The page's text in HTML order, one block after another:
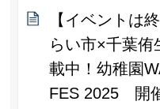
【イベントは
らい市×千葉侑
載中！幼稚園
FES 2025 開